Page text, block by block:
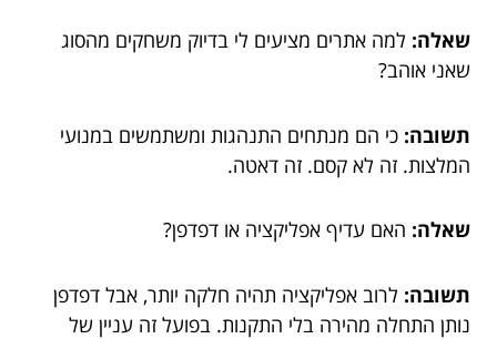
שאלה: למה אתרים מציעים לי בדיוק משחקים מהסוג
שאני אוהב?
תשובה: כי הם מנתחים התנהגות ומשתמשים במנועי
המלצות. זה לא קסם. זה דאטה.
שאלה: האם עדיף אפליקציה או דפדפן?
תשובה: לרוב אפליקציה תהיה חלקה יותר, אבל דפדפן
נותן התחלה מהירה בלי התקנות. בפועל זה עניין של